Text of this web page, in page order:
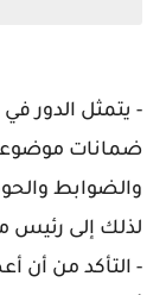
- يتمثل الدور
ضمانات
والضوابط
لذلك إلى رئيس
- التأكد من أن